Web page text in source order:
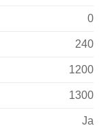
0
240
1200
1300
Ja